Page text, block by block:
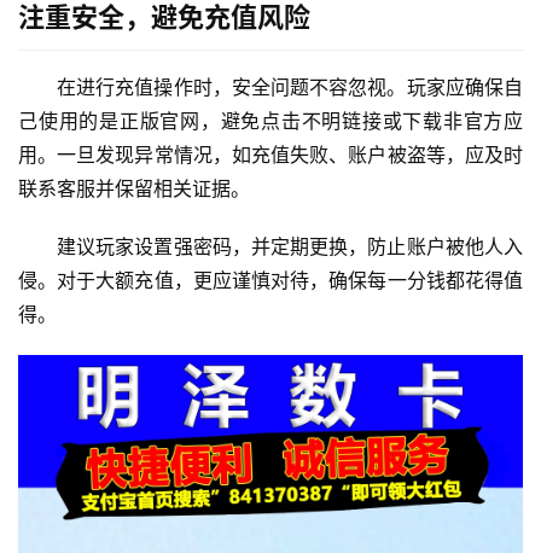
注重安全，避免充值风险
在进行充值操作时，安全问题不容忽视。玩家应确保自
己使用的是正版官网，避免点击不明链接或下载非官方应
用。一旦发现异常情况，如充值失败、账户被盗等，应及时
联系客服并保留相关证据。
建议玩家设置强密码，并定期更换，防止账户被他人入
侵。对于大额充值，更应谨慎对待，确保每一分钱都花得值
得。